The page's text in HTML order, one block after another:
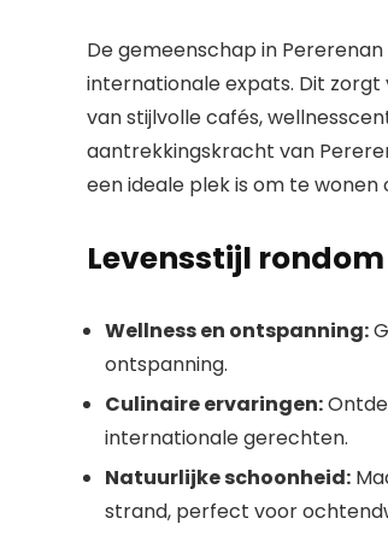
De gemeenschap in
internationale expats. Dit zorgt
van stijlvolle cafés,
aantrekkingskracht van
een ideale plek is om te wonen
Levensstijl
Wellness en ontspanning:
ontspanning.
Culinaire ervaringen:
internationale gerechten.
Natuurlijke schoonheid:
strand, perfect voor